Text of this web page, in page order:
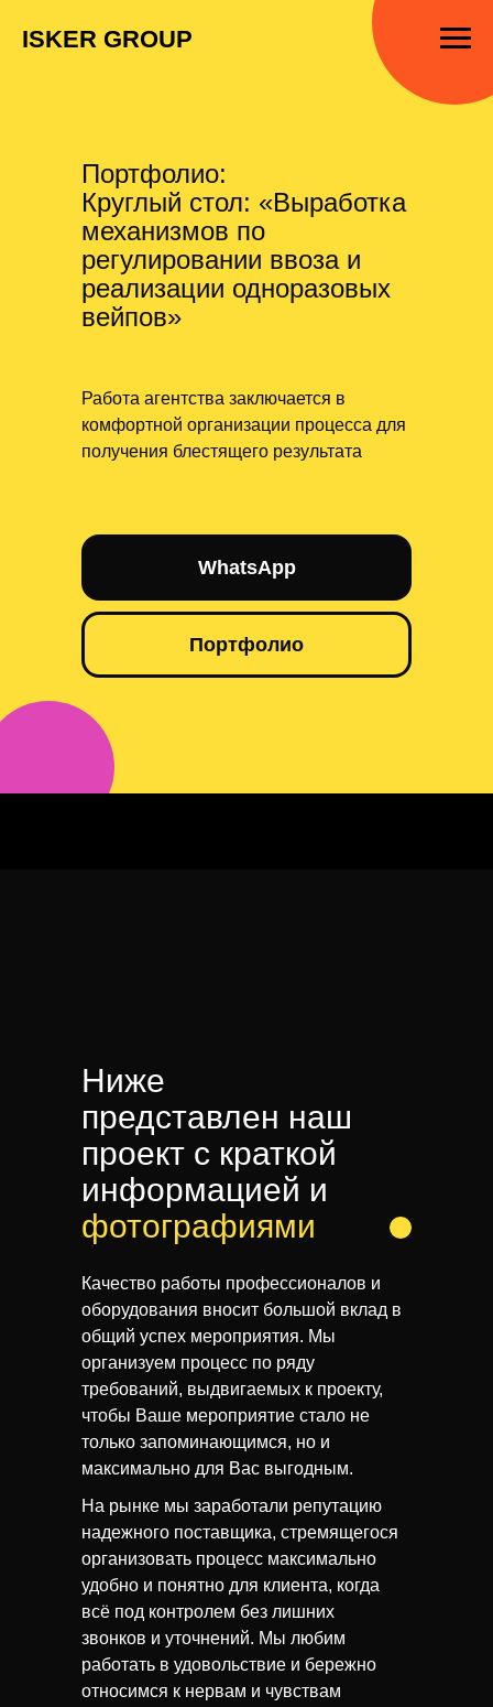
ISKER GROUP
Портфолио
WhatsApp
Портфолио:
Круглый стол: «Выработка
механизмов по
регулировании ввоза и
реализации одноразовых
вейпов»
Работа агентства заключается в
комфортной организации процесса для
получения блестящего результата
Ниже
представлен наш
проект с краткой
информацией и
фотографиями
На рынке мы заработали репутацию
надежного поставщика, стремящегося
организовать процесс максимально
удобно и понятно для клиента, когда
всё под контролем без лишних
звонков и уточнений. Мы любим
работать в удовольствие и бережно
относимся к нервам и чувствам
Качество работы профессионалов и
оборудования вносит большой вклад в
общий успех мероприятия. Мы
организуем процесс по ряду
требований, выдвигаемых к проекту,
чтобы Ваше мероприятие стало не
только запоминающимся, но и
максимально для Вас выгодным.